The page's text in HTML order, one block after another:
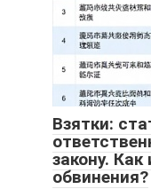
Взятки:
закону.
обвинения?